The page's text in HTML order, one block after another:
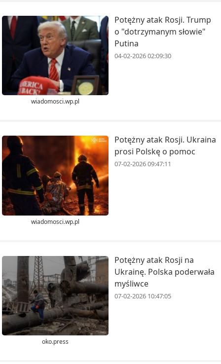
wiadomosci.wp.pl
Potężny atak Rosji. Trump
o "dotrzymanym słowie"
Putina
04-02-2026 02:09:30
wiadomosci.wp.pl
Potężny atak Rosji. Ukraina
prosi Polskę o pomoc
07-02-2026 09:47:11
oko.press
Potężny atak Rosji na
Ukrainę. Polska poderwała
myśliwce
07-02-2026 10:47:05